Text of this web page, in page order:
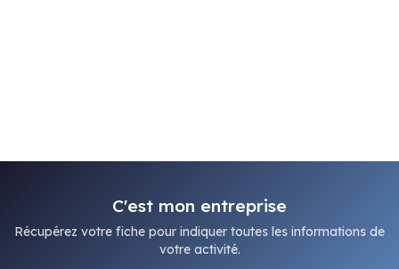
C'est mon entreprise
Récupérez votre fiche pour indiquer toutes les informations de
votre activité.